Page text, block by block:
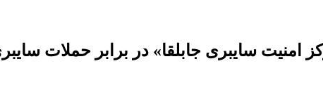
امنیت سایبری جابلقا» در برابر حملات